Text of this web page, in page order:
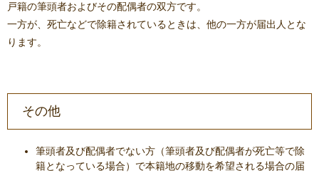
戸籍の筆頭者およびその配偶者の双方です。
一方が、死亡などで除籍されているときは、他の一方が届出人とな
ります。
その他
筆頭者及び配偶者でない方（筆頭者及び配偶者が死亡等で除
籍となっている場合）で本籍地の移動を希望される場合の届